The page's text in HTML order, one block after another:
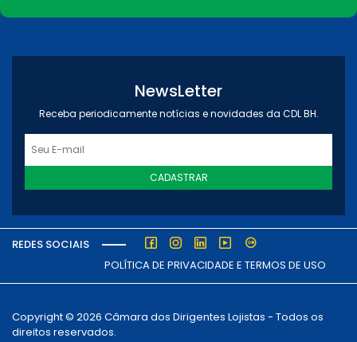
NewsLetter
Receba periodicamente notícias e novidades da CDL BH.
CADASTRAR
REDES SOCIAIS
POLÍTICA DE PRIVACIDADE E TERMOS DE USO
Copyright © 2026 Câmara dos Dirigentes Lojistas - Todos os
direitos reservados.